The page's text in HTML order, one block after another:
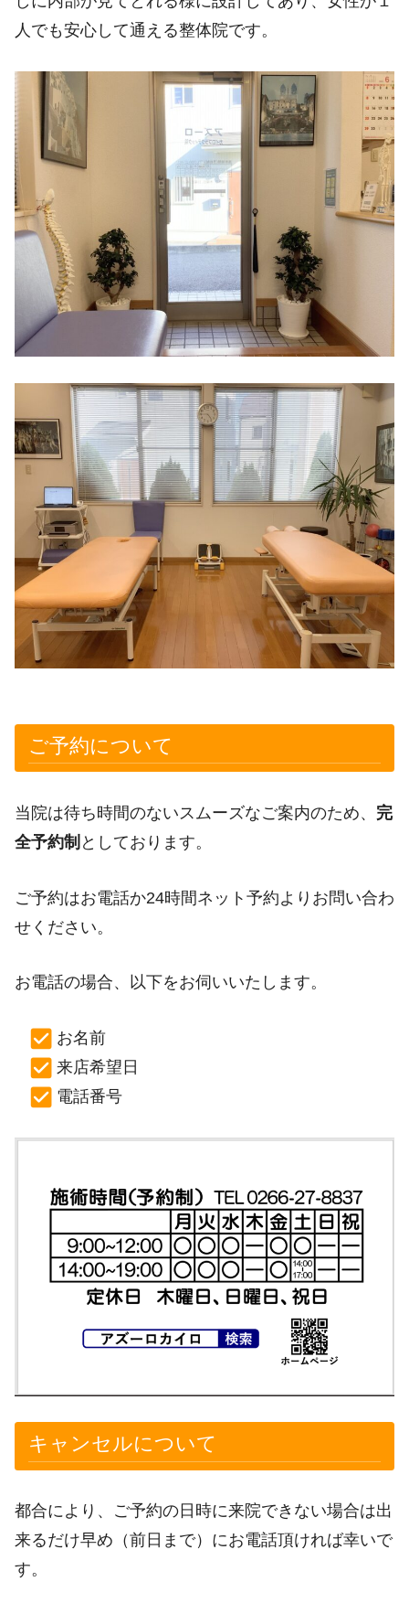
人でも安心して通える整体院です。
ご予約について
当院は待ち時間のないスムーズなご案内のため、 完
全予約制 としております。
ご予約はお電話か24時間ネット予約よりお問い合わ
せください。
お電話の場合、以下をお伺いいたします。
お名前
来店希望日
電話番号
キャンセルについて
都合により、ご予約の日時に来院できない場合は出
来るだけ早め（前日まで）にお電話頂ければ幸いで
す。